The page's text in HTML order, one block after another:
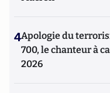
4Apologie du
700, le chanteur à
2026